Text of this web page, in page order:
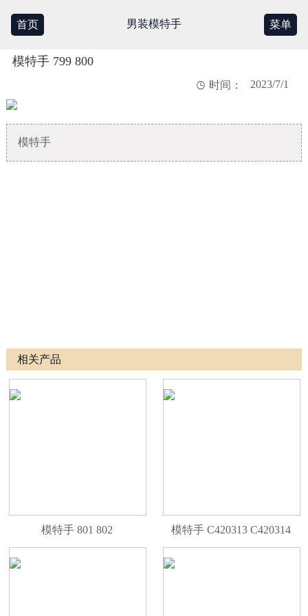
首页 男装模特手 菜单
模特手 799 800
 时间： 2023/7/1
模特手
相关产品
模特手 801 802 模特手 C420313 C420314